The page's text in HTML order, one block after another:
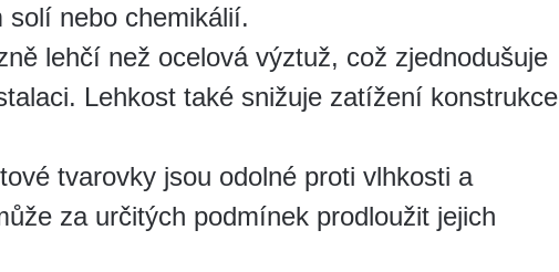
solí nebo chemikálií.
lehčí než ocelová výztuž, což zjednodušuje
Lehkost také snižuje zatížení konstrukce
tvarovky jsou odolné proti vlhkosti a
za určitých podmínek prodloužit jejich